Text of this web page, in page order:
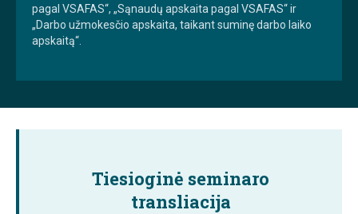
pagal VSAFAS“, „Sąnaudų apskaita pagal VSAFAS“ ir
„Darbo užmokesčio apskaita, taikant suminę darbo laiko
apskaitą“.
Tiesioginė seminaro
transliacija